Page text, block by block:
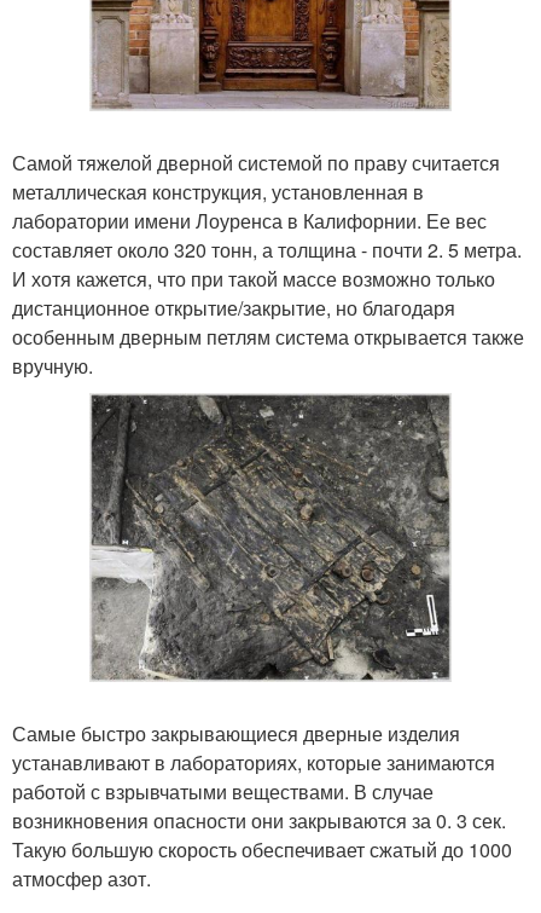
Самой тяжелой дверной системой по праву считается
металлическая конструкция, установленная в
лаборатории имени Лоуренса в Калифорнии. Ее вес
составляет около 320 тонн, а толщина - почти 2. 5 метра.
И хотя кажется, что при такой массе возможно только
дистанционное открытие/закрытие, но благодаря
особенным дверным петлям система открывается также
вручную.
Самые быстро закрывающиеся дверные изделия
устанавливают в лабораториях, которые занимаются
работой с взрывчатыми веществами. В случае
возникновения опасности они закрываются за 0. 3 сек.
Такую большую скорость обеспечивает сжатый до 1000
атмосфер азот.